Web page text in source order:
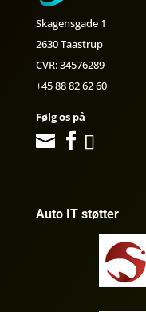
Skagensgade 1
2630 Taastrup
CVR: 34576289
+45 88 82 62 60
Følg os på
Auto IT støtter